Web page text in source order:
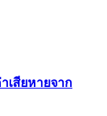
เสียหายจาก